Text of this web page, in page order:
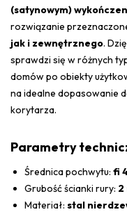
(satynowym)
rozwiązanie
jak i zewnętrznego.
sprawdzi się w różnych
domów po obiekty
na idealne dopasowanie
korytarza.
Parametry
Średnica pochwytu: fi
Grubość ścianki rury: 2
Materiał: stal